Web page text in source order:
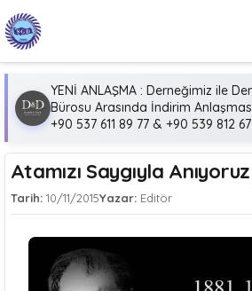
YENİ ANLAŞMA : Derneğimiz ile
Bürosu Arasında İndirim Anlaşması
+90 537 611 89 77 & +90 539 812 67
Atamızı Saygıyla Anıyoruz
Tarih: 10/11/2015Yazar:Editör